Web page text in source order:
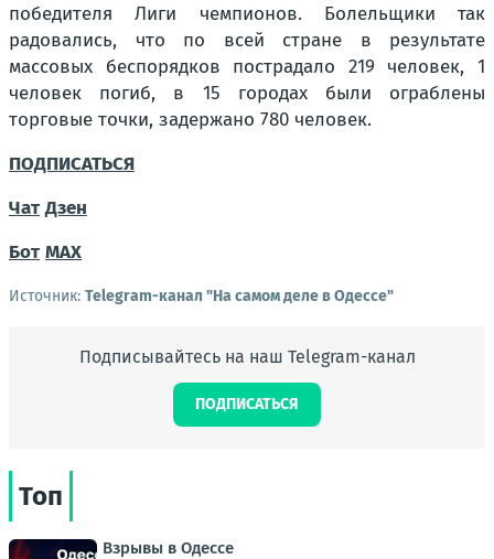
победителя Лиги чемпионов. Болельщики так
радовались, что по всей стране в результате
массовых беспорядков пострадало 219 человек, 1
человек погиб, в 15 городах были ограблены
торговые точки, задержано 780 человек.
ПОДПИСАТЬСЯ
Чат Дзен
Бот MAX
Источник: Telegram-канал "На самом деле в Одессе"
Подписывайтесь на наш Telegram-канал
ПОДПИСАТЬСЯ
Топ
Взрывы в Одессе